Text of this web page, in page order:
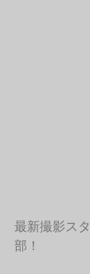
最新撮影ス
部！